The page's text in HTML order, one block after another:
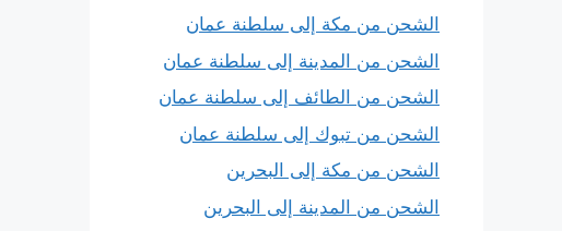
الشحن من مكة إلى سلطنة عمان
الشحن من المدينة إلى سلطنة عمان
الشحن من الطائف إلى سلطنة عمان
الشحن من تبوك إلى سلطنة عمان
الشحن من مكة إلى البحرين
الشحن من المدينة إلى البحرين